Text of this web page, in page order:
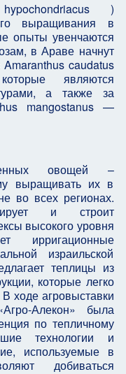
)
выращивания в
опыты увенчаются
в Араве начнут
Amaranthus caudatus
являются
а также за
mangostanus —
овощей –
выращивать их в
во всех регионах.
и строит
высокого уровня
ирригационные
израильской
теплицы из
которые легко
ходе агровыставки
Алекон» была
по тепличному
технологии и
используемые в
добиваться